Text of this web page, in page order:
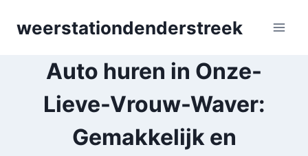
weerstationdenderstreek
Auto huren in Onze-
Lieve-Vrouw-Waver:
Gemakkelijk en